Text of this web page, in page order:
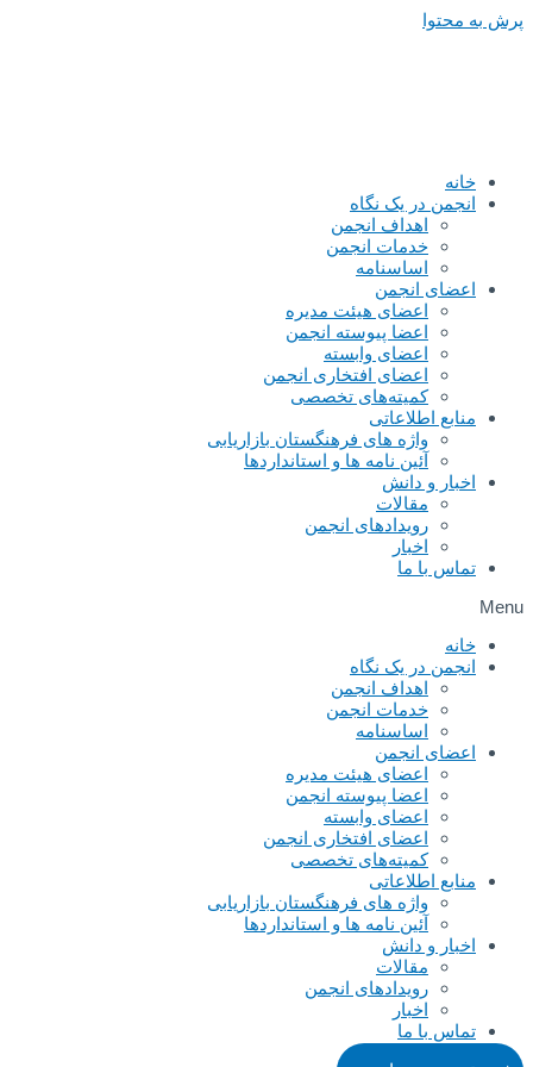
پرش به محتوا
خانه
انجمن در یک نگاه
اهداف انجمن
خدمات انجمن
اساسنامه
اعضای انجمن
اعضای هیئت مدیره
اعضا پیوسته انجمن
اعضای وابسته
اعضای افتخاری انجمن
کمیته‌های تخصصی
منابع اطلاعاتی
واژه های فرهنگستان بازاریابی
آئین نامه ها و استانداردها
اخبار و دانش
مقالات
رویدادهای انجمن
اخبار
تماس با ما
Menu
خانه
انجمن در یک نگاه
اهداف انجمن
خدمات انجمن
اساسنامه
اعضای انجمن
اعضای هیئت مدیره
اعضا پیوسته انجمن
اعضای وابسته
اعضای افتخاری انجمن
کمیته‌های تخصصی
منابع اطلاعاتی
واژه های فرهنگستان بازاریابی
آئین نامه ها و استانداردها
اخبار و دانش
مقالات
رویدادهای انجمن
اخبار
تماس با ما